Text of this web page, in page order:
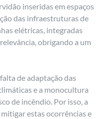
inseridas em espaços
das infraestruturas de
elétricas, integradas
obrigando a um
de adaptação das
e a monocultura
de incêndio. Por isso, a
estas ocorrências e